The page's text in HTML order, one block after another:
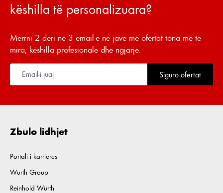
këshilla të personalizuara?
Merrni 2 deri në 3 email-e në javë me ofertat tona më të
mira, këshilla profesionale dhe ngjarje.
Siguro ofertat
Zbulo lidhjet
Portali i karrierës
Würth Group
Reinhold Würth